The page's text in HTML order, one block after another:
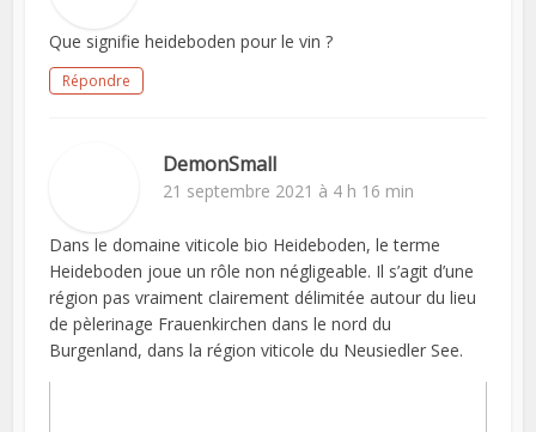
Que signifie heideboden pour le vin ?
Répondre
DemonSmall
21 septembre 2021 à 4 h 16 min
Dans le domaine viticole bio Heideboden, le terme
Heideboden joue un rôle non négligeable. Il s’agit d’une
région pas vraiment clairement délimitée autour du lieu
de pèlerinage Frauenkirchen dans le nord du
Burgenland, dans la région viticole du Neusiedler See.